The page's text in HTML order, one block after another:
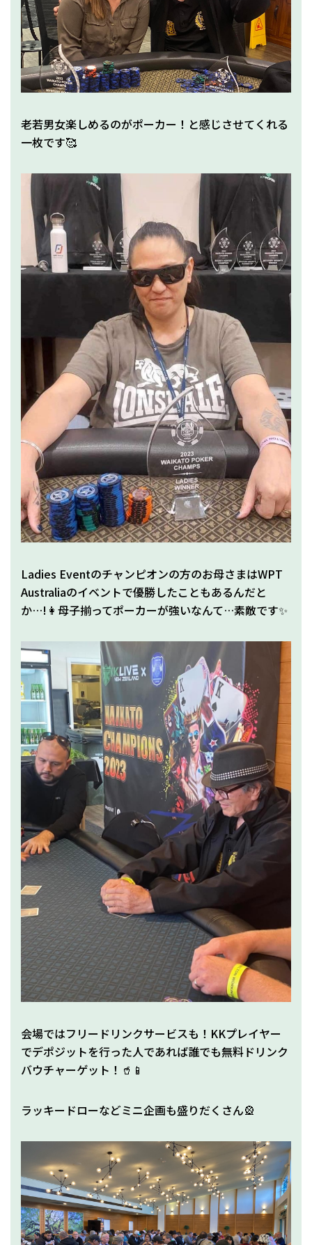
老若男女楽しめるのがポーカー！と感じさせてくれる
一枚です🥰
Ladies Eventのチャンピオンの方のお母さまはWPT
Australiaのイベントで優勝したこともあるんだと
か…!👩母子揃ってポーカーが強いなんて…素敵です✨
会場ではフリードリンクサービスも！KKプレイヤー
でデポジットを行った人であれば誰でも無料ドリンク
バウチャーゲット！🥤📱
ラッキードローなどミニ企画も盛りだくさん🎡